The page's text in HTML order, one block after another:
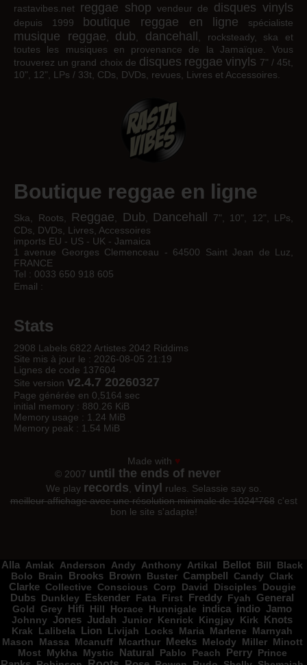
rastavibes.net reggae shop vendeur de disques vinyls
depuis 1999 boutique reggae en ligne spécialiste
musique reggae dub dancehall
, rocksteady, ska et
toutes les musiques en provenance de la Jamaïque. Vous
trouverez un grand choix de disques reggae vinyls 7" / 45t,
10", 12", LPs / 33t, CDs, DVDs, revues, Livres et Accessoires.
Boutique reggae en ligne
Ska, Roots, Reggae Dub Dancehall
7", 10", 12", LPs,
CDs, DVDs, Livres, Accessoires
imports EU - US - UK - Jamaica
1 avenue Georges Clemenceau - 64500 Saint Jean de Luz,
FRANCE
Tel : 0033 650 918 605
Email :
Stats
2908 Labels 6822 Artistes 2042 Riddims
Site mis à jour le : 2026-08-05 21:19
Lignes de code 137604
Site version v2.4.7 20260327
Page générée en 0,5164 sec
initial memory : 880.26 KiB
Memory usage : 1.24 MiB
Memory peak : 1.54 MiB
Made with ♥
© 2007 until the ends of never
We play records vinyl
rules. Selassie say so.
meilleur affichage avec une résolution minimale de 1024*768c'est
bon le site s'adapte!
Alla Amlak Anderson Andy Anthony Artikal Bellot Bill
Black
Bolo
Brain Brooks Brown Buster Campbell Candy Clark
Clarke Collective Conscious Corp David Disciples
Dougie
Dubs Dunkley Eskender Fata First Freddy Fyah
General
Gold
Grey Hifi Hill Horace Hunnigale indica indio Jamo
Johnny Jones Judah Junior Kenrick Kingjay Kirk
Knots
Krak
Lalibela Lion Livijah Locks Maria Marlene
Marnyah
Mason
Massa Mcanuff Mcarthur Meeks Melody Miller Minott
Most
Mykha Mystic Natural Pablo Peach Perry Prince